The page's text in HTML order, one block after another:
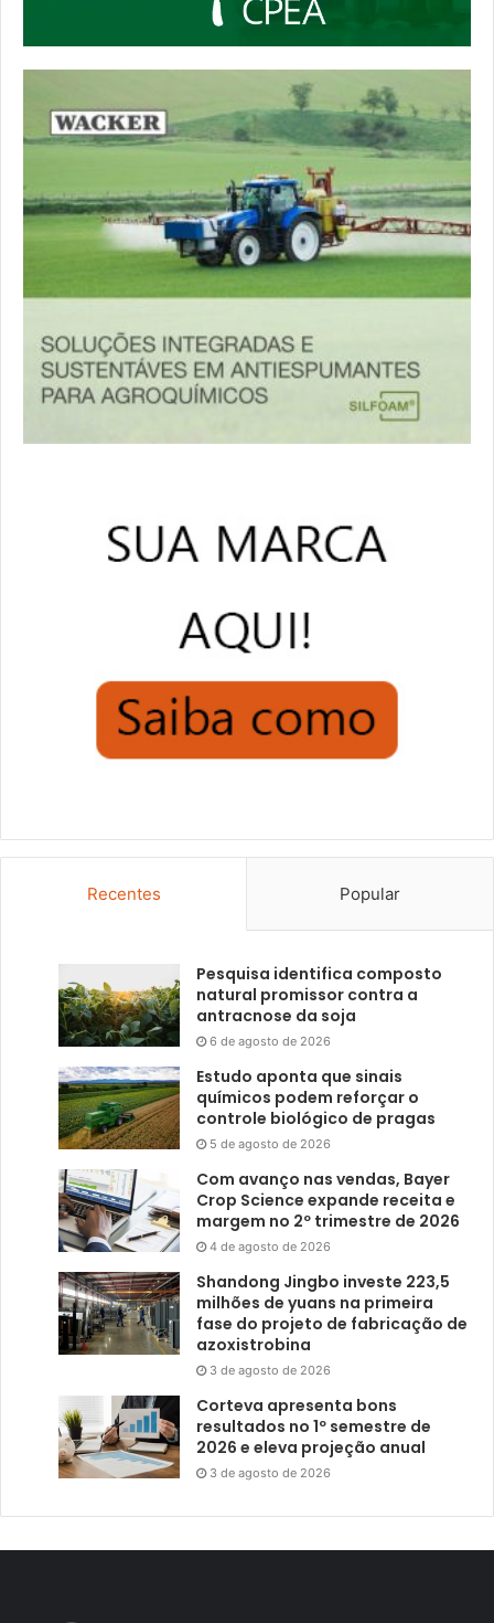
Recentes Popular
Pesquisa identifica composto
natural promissor contra a
antracnose da soja
6 de agosto de 2026
Estudo aponta que sinais
químicos podem reforçar o
controle biológico de pragas
5 de agosto de 2026
Com avanço nas vendas, Bayer
Crop Science expande receita e
margem no 2º trimestre de 2026
4 de agosto de 2026
Shandong Jingbo investe 223,5
milhões de yuans na primeira
fase do projeto de fabricação de
azoxistrobina
3 de agosto de 2026
Corteva apresenta bons
resultados no 1º semestre de
2026 e eleva projeção anual
3 de agosto de 2026